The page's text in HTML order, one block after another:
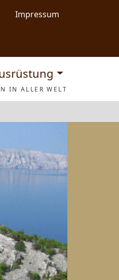
Impressum
IN ALLER WELT